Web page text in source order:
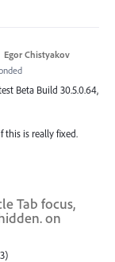
Egor Chistyakov
Beta Build 30.5.0.64,
this is really fixed.
Tab focus,
on